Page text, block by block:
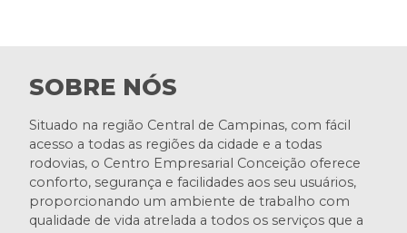
SOBRE NÓS
Situado na região Central de Campinas, com fácil
acesso a todas as regiões da cidade e a todas
rodovias, o Centro Empresarial Conceição oferece
conforto, segurança e facilidades aos seu usuários,
proporcionando um ambiente de trabalho com
qualidade de vida atrelada a todos os serviços que a